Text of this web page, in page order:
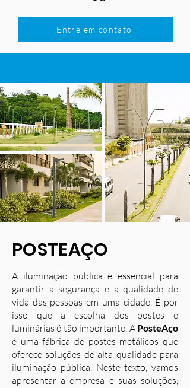
Entre em contato
POSTEAÇO
A iluminação pública é essencial para
garantir a segurança e a qualidade de
vida das pessoas em uma cidade. É por
isso que a escolha dos postes e
luminárias é tão importante. A PosteAço
é uma fábrica de postes metálicos que
oferece soluções de alta qualidade para
iluminação pública. Neste texto, vamos
apresentar a empresa e suas soluções,